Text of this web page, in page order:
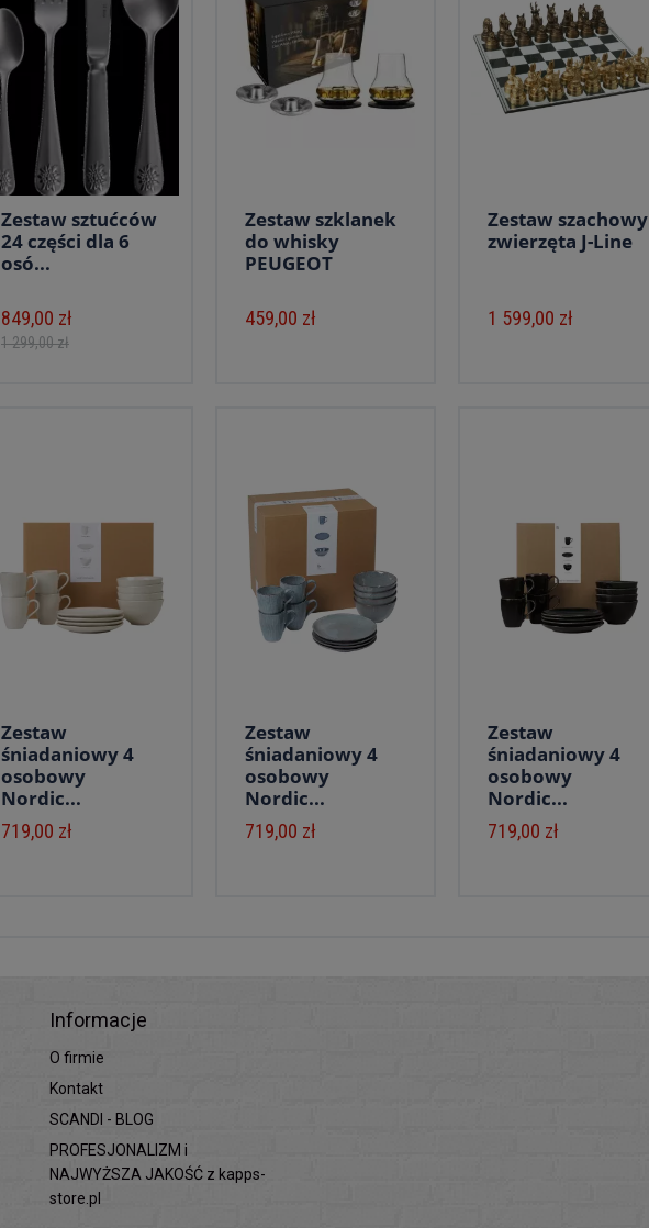
Zestaw sztućców
24 części dla 6
osó...
849,00 zł
1 299,00 zł
Zestaw szklanek
do whisky
PEUGEOT
459,00 zł
Zestaw szachowy
zwierzęta J-Line
1 599,00 zł
Zestaw
śniadaniowy 4
osobowy
Nordic...
719,00 zł
Zestaw
śniadaniowy 4
osobowy
Nordic...
719,00 zł
Zestaw
śniadaniowy 4
osobowy
Nordic...
719,00 zł
Informacje
O firmie
Kontakt
SCANDI - BLOG
PROFESJONALIZM i
NAJWYŻSZA JAKOŚĆ z kapps-
store.pl